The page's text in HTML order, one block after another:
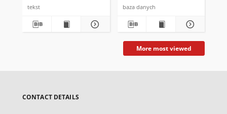
tekst baza danych
More most viewed
CONTACT DETAILS